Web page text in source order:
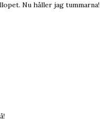
Nu håller jag tummarna!